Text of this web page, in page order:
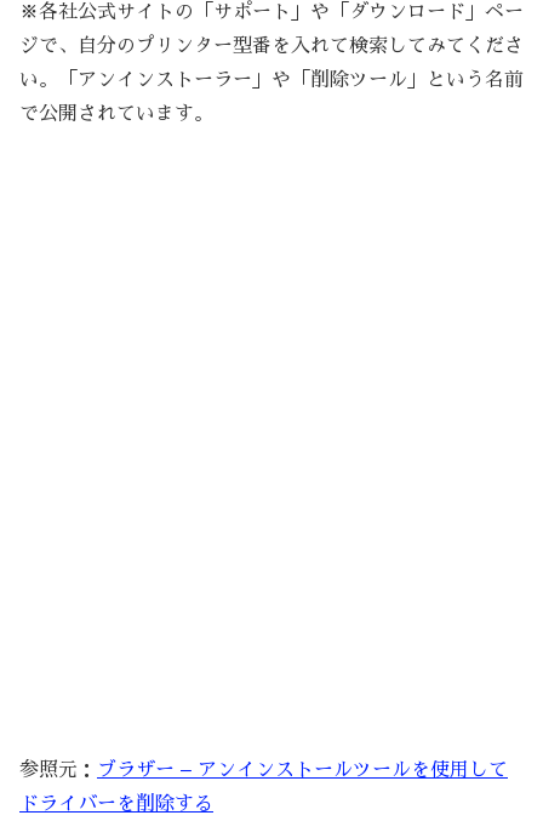
※各社公式サイトの「サポート」や「ダウンロード」ペー
ジで、自分のプリンター型番を入れて検索してみてくださ
い。「アンインストーラー」や「削除ツール」という名前
で公開されています。
参照元： ブラザー – アンインストールツールを使用して
ドライバーを削除する